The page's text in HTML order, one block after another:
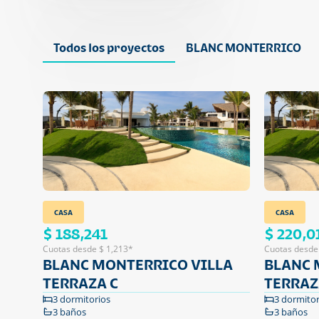
Todos los proyectos BLANC MONTERRICO
CASA
$ 188,241
Cuotas desde $ 1,213*
BLANC MONTERRICO VILLA
TERRAZA C
3 dormitorios
3 baños
CASA
$
Cuotas
BLANC
3
3 baños